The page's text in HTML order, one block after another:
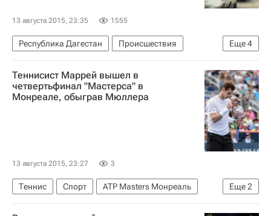
13 августа 2015, 23:35 1555
Еще4
Республика Дагестан
Происшествия
Европа
Северо-Кавказский ФО
Весь мир
Россия
Теннисист Маррей вышел в
четвертьфинал "Мастерса" в
Монреале, обыграв Мюллера
13 августа 2015, 23:27 3
Еще2
Теннис Спорт
ATP Masters Монреаль
Жо-Вильфрид Цонга
Энди Маррей